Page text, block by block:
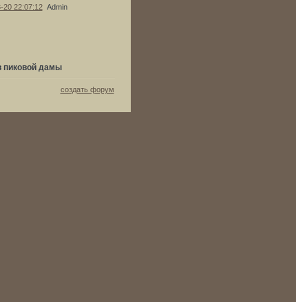
20 22:07:12 Admin
пиковой дамы
создать форум